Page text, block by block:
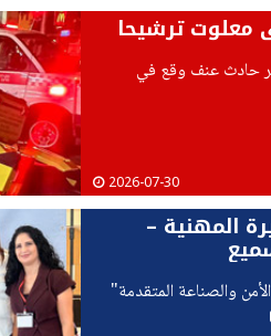
معلوت ترشيحا
الليلة، إثر حادث عنف وقع في
2026-07-30
المهنية –
والصناعة المتقدمة"